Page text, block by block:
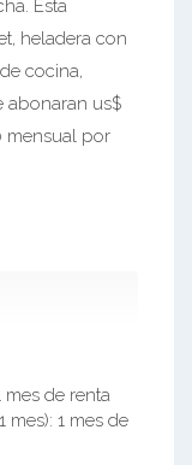
Esta
heladera con
cocina,
abonaran us$
mensual por
mes de renta
mes): 1 mes de